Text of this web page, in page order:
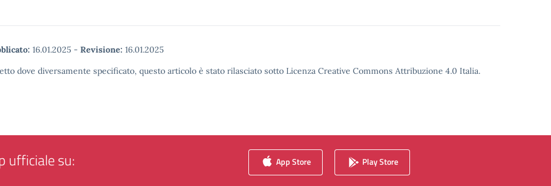
16.01.2025 - Revisione: 16.01.2025
dove diversamente specificato, questo articolo è stato rilasciato sotto Licenza Creative Commons Attribuzione 4.0 Italia.
ufficiale su: App Store Play Store